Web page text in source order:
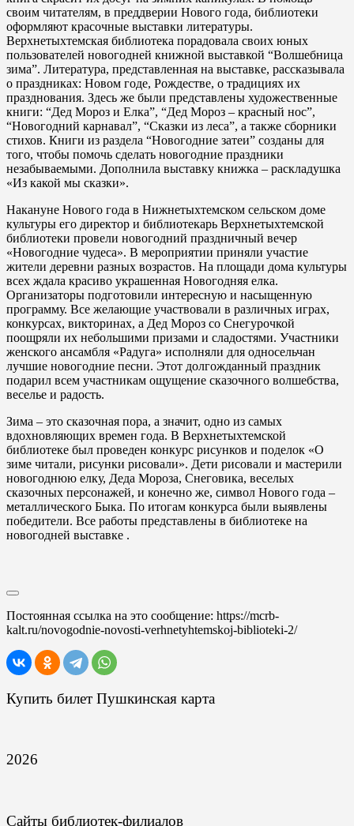
своим читателям, в преддверии Нового года, библиотеки
оформляют красочные выставки литературы.
Верхнетыхтемская библиотека порадовала своих юных
пользователей новогодней книжной выставкой “Волшебница
зима”. Литература, представленная на выставке, рассказывала
о праздниках: Новом годе, Рождестве, о традициях их
празднования. Здесь же были представлены художественные
книги: “Дед Мороз и Елка”, “Дед Мороз – красный нос”,
“Новогодний карнавал”, “Сказки из леса”, а также сборники
стихов. Книги из раздела “Новогодние затеи” созданы для
того, чтобы помочь сделать новогодние праздники
незабываемыми. Дополнила выставку книжка – раскладушка
«Из какой мы сказки».
Накануне Нового года в Нижнетыхтемском сельском доме
культуры его директор и библиотекарь Верхнетыхтемской
библиотеки провели новогодний праздничный вечер
«Новогодние чудеса». В мероприятии приняли участие
жители деревни разных возрастов. На площади дома культуры
всех ждала красиво украшенная Новогодняя елка.
Организаторы подготовили интересную и насыщенную
программу. Все желающие участвовали в различных играх,
конкурсах, викторинах, а Дед Мороз со Снегурочкой
поощряли их небольшими призами и сладостями. Участники
женского ансамбля «Радуга» исполняли для односельчан
лучшие новогодние песни. Этот долгожданный праздник
подарил всем участникам ощущение сказочного волшебства,
веселье и радость.
Зима – это сказочная пора, а значит, одно из самых
вдохновляющих времен года. В Верхнетыхтемской
библиотеке был проведен конкурс рисунков и поделок «О
зиме читали, рисунки рисовали». Дети рисовали и мастерили
новогоднюю елку, Деда Мороза, Снеговика, веселых
сказочных персонажей, и конечно же, символ Нового года –
металлического Быка. По итогам конкурса были выявлены
победители. Все работы представлены в библиотеке на
новогодней выставке .
Постоянная ссылка на это сообщение: https://mcrb-
kalt.ru/novogodnie-novosti-verhnetyhtemskoj-biblioteki-2/
Купить билет Пушкинская карта
2026
Сайты библиотек-филиалов